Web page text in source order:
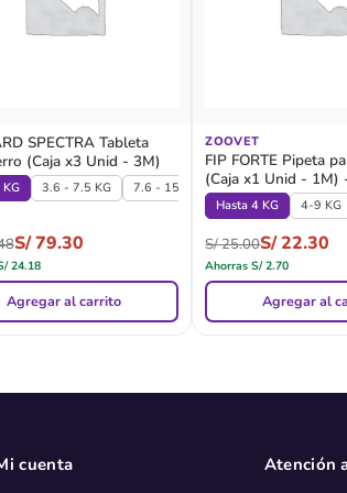
500 MG (6.25 - 12.5 KG)
SPECTRA Tableta
(Caja x3 Unid - 3M)
3.6 - 7.5 KG 7.6 - 15 KG 15.1 - 30 KG 30.1
S/79.30
24.18
Agregar al carrito
ZOOVET
FIP FORTE Pipeta
(Caja x1 Unid - 1M)
Hasta 4 KG 4-9 KG
S/25.00S/22.30
AhorrasS/2.70
Agregar al
cuenta Atención